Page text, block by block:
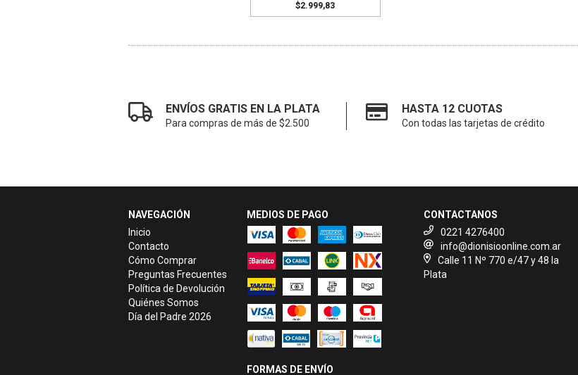
$2.999,83
ENVÍOS GRATIS EN LA PLATA
Para compras de más de $2.500
HASTA 12 CUOTAS
Con todas las tarjetas de crédito
NAVEGACIÓN
Inicio
Contacto
Cómo Comprar
Preguntas Frecuentes
Política de Devolución
Quiénes Somos
Día del Padre 2026
MEDIOS DE PAGO
FORMAS DE ENVÍO
CONTACTANOS
0221 4276400
info@dionisioonline.com.ar
Calle 11 Nº 770 e/47 y 48 la
Plata